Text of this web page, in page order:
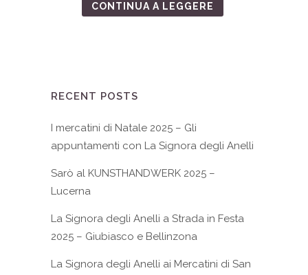
CONTINUA A LEGGERE
RECENT POSTS
I mercatini di Natale 2025 – Gli
appuntamenti con La Signora degli Anelli
Sarò al KUNSTHANDWERK 2025 –
Lucerna
La Signora degli Anelli a Strada in Festa
2025 – Giubiasco e Bellinzona
La Signora degli Anelli ai Mercatini di San